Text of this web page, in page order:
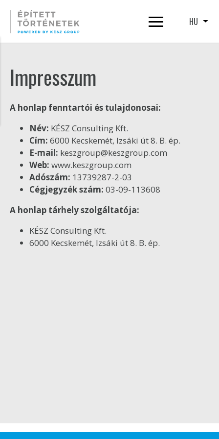
tartalomra
HU
Impresszum
A honlap fenntartói és tulajdonosai:
Név: KÉSZ Consulting Kft.
Cím: 6000 Kecskemét, Izsáki út 8. B. ép.
E-mail: keszgroup@keszgroup.com
Web: www.keszgroup.com
Adószám: 13739287-2-03
Cégjegyzék szám: 03-09-113608
A honlap tárhely szolgáltatója:
KÉSZ Consulting Kft.
6000 Kecskemét, Izsáki út 8. B. ép.